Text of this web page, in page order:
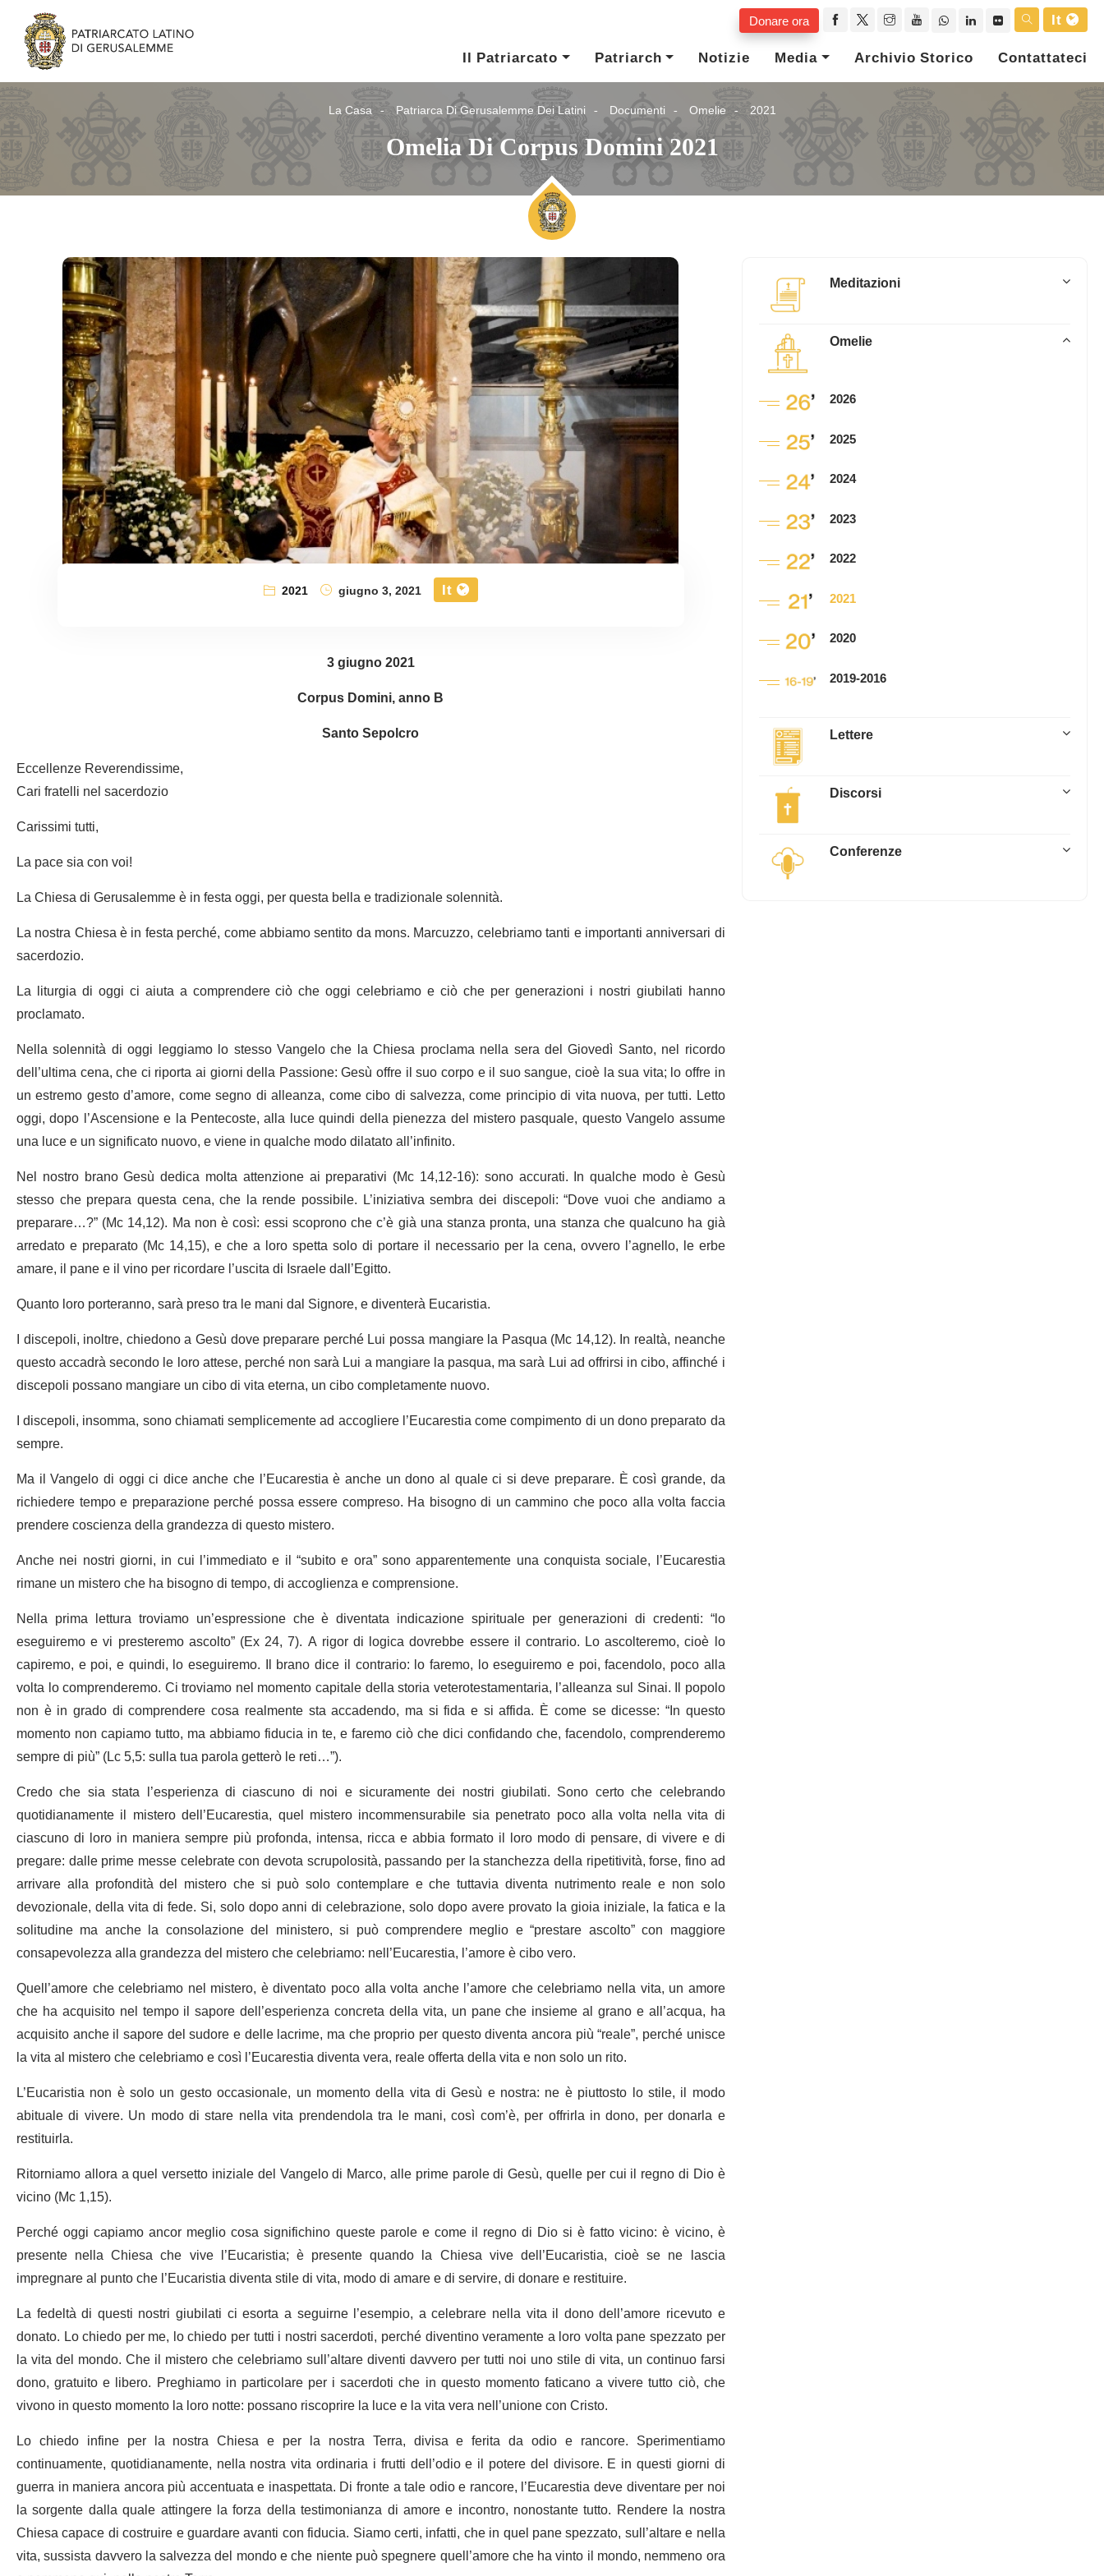
Donare ora
It
Il Patriarcato
Patriarch Notizie Media Archivio Storico Contattateci
La Casa Patriarca Di Gerusalemme Dei Latini Documenti Omelie 2021
Omelia Di Corpus Domini 2021
2021 giugno 3, 2021 It
3 giugno 2021
Corpus Domini, anno B
Santo Sepolcro
Eccellenze Reverendissime,
Cari fratelli nel sacerdozio
Carissimi tutti,
La pace sia con voi!
La Chiesa di Gerusalemme è in festa oggi, per questa bella e tradizionale solennità.
La nostra Chiesa è in festa perché, come abbiamo sentito da mons. Marcuzzo, celebriamo tanti e importanti anniversari di
sacerdozio.
La liturgia di oggi ci aiuta a comprendere ciò che oggi celebriamo e ciò che per generazioni i nostri giubilati hanno
proclamato.
Nella solennità di oggi leggiamo lo stesso Vangelo che la Chiesa proclama nella sera del Giovedì Santo, nel ricordo
dell’ultima cena, che ci riporta ai giorni della Passione: Gesù offre il suo corpo e il suo sangue, cioè la sua vita; lo offre in
un estremo gesto d’amore, come segno di alleanza, come cibo di salvezza, come principio di vita nuova, per tutti. Letto
oggi, dopo l’Ascensione e la Pentecoste, alla luce quindi della pienezza del mistero pasquale, questo Vangelo assume
una luce e un significato nuovo, e viene in qualche modo dilatato all’infinito.
Nel nostro brano Gesù dedica molta attenzione ai preparativi (Mc 14,12-16): sono accurati. In qualche modo è Gesù
stesso che prepara questa cena, che la rende possibile. L’iniziativa sembra dei discepoli: “Dove vuoi che andiamo a
preparare…?” (Mc 14,12). Ma non è così: essi scoprono che c’è già una stanza pronta, una stanza che qualcuno ha già
arredato e preparato (Mc 14,15), e che a loro spetta solo di portare il necessario per la cena, ovvero l’agnello, le erbe
amare, il pane e il vino per ricordare l’uscita di Israele dall’Egitto.
Quanto loro porteranno, sarà preso tra le mani dal Signore, e diventerà Eucaristia.
I discepoli, inoltre, chiedono a Gesù dove preparare perché Lui possa mangiare la Pasqua (Mc 14,12). In realtà, neanche
questo accadrà secondo le loro attese, perché non sarà Lui a mangiare la pasqua, ma sarà Lui ad offrirsi in cibo, affinché i
discepoli possano mangiare un cibo di vita eterna, un cibo completamente nuovo.
I discepoli, insomma, sono chiamati semplicemente ad accogliere l’Eucarestia come compimento di un dono preparato da
sempre.
Ma il Vangelo di oggi ci dice anche che l’Eucarestia è anche un dono al quale ci si deve preparare. È così grande, da
richiedere tempo e preparazione perché possa essere compreso. Ha bisogno di un cammino che poco alla volta faccia
prendere coscienza della grandezza di questo mistero.
Anche nei nostri giorni, in cui l’immediato e il “subito e ora” sono apparentemente una conquista sociale, l’Eucarestia
rimane un mistero che ha bisogno di tempo, di accoglienza e comprensione.
Nella prima lettura troviamo un’espressione che è diventata indicazione spirituale per generazioni di credenti: “lo
eseguiremo e vi presteremo ascolto” (Ex 24, 7). A rigor di logica dovrebbe essere il contrario. Lo ascolteremo, cioè lo
capiremo, e poi, e quindi, lo eseguiremo. Il brano dice il contrario: lo faremo, lo eseguiremo e poi, facendolo, poco alla
volta lo comprenderemo. Ci troviamo nel momento capitale della storia veterotestamentaria, l’alleanza sul Sinai. Il popolo
non è in grado di comprendere cosa realmente sta accadendo, ma si fida e si affida. È come se dicesse: “In questo
momento non capiamo tutto, ma abbiamo fiducia in te, e faremo ciò che dici confidando che, facendolo, comprenderemo
sempre di più” (Lc 5,5: sulla tua parola getterò le reti…”).
Credo che sia stata l’esperienza di ciascuno di noi e sicuramente dei nostri giubilati. Sono certo che celebrando
quotidianamente il mistero dell’Eucarestia, quel mistero incommensurabile sia penetrato poco alla volta nella vita di
ciascuno di loro in maniera sempre più profonda, intensa, ricca e abbia formato il loro modo di pensare, di vivere e di
pregare: dalle prime messe celebrate con devota scrupolosità, passando per la stanchezza della ripetitività, forse, fino ad
arrivare alla profondità del mistero che si può solo contemplare e che tuttavia diventa nutrimento reale e non solo
devozionale, della vita di fede. Si, solo dopo anni di celebrazione, solo dopo avere provato la gioia iniziale, la fatica e la
solitudine ma anche la consolazione del ministero, si può comprendere meglio e “prestare ascolto” con maggiore
consapevolezza alla grandezza del mistero che celebriamo: nell’Eucarestia, l’amore è cibo vero.
Quell’amore che celebriamo nel mistero, è diventato poco alla volta anche l’amore che celebriamo nella vita, un amore
che ha acquisito nel tempo il sapore dell’esperienza concreta della vita, un pane che insieme al grano e all’acqua, ha
acquisito anche il sapore del sudore e delle lacrime, ma che proprio per questo diventa ancora più “reale”, perché unisce
la vita al mistero che celebriamo e così l’Eucarestia diventa vera, reale offerta della vita e non solo un rito.
L’Eucaristia non è solo un gesto occasionale, un momento della vita di Gesù e nostra: ne è piuttosto lo stile, il modo
abituale di vivere. Un modo di stare nella vita prendendola tra le mani, così com’è, per offrirla in dono, per donarla e
restituirla.
Ritorniamo allora a quel versetto iniziale del Vangelo di Marco, alle prime parole di Gesù, quelle per cui il regno di Dio è
vicino (Mc 1,15).
Perché oggi capiamo ancor meglio cosa significhino queste parole e come il regno di Dio si è fatto vicino: è vicino, è
presente nella Chiesa che vive l’Eucaristia; è presente quando la Chiesa vive dell’Eucaristia, cioè se ne lascia
impregnare al punto che l’Eucaristia diventa stile di vita, modo di amare e di servire, di donare e restituire.
La fedeltà di questi nostri giubilati ci esorta a seguirne l’esempio, a celebrare nella vita il dono dell’amore ricevuto e
donato. Lo chiedo per me, lo chiedo per tutti i nostri sacerdoti, perché diventino veramente a loro volta pane spezzato per
la vita del mondo. Che il mistero che celebriamo sull’altare diventi davvero per tutti noi uno stile di vita, un continuo farsi
dono, gratuito e libero. Preghiamo in particolare per i sacerdoti che in questo momento faticano a vivere tutto ciò, che
vivono in questo momento la loro notte: possano riscoprire la luce e la vita vera nell’unione con Cristo.
Lo chiedo infine per la nostra Chiesa e per la nostra Terra, divisa e ferita da odio e rancore. Sperimentiamo
continuamente, quotidianamente, nella nostra vita ordinaria i frutti dell’odio e il potere del divisore. E in questi giorni di
guerra in maniera ancora più accentuata e inaspettata. Di fronte a tale odio e rancore, l’Eucarestia deve diventare per noi
la sorgente dalla quale attingere la forza della testimonianza di amore e incontro, nonostante tutto. Rendere la nostra
Chiesa capace di costruire e guardare avanti con fiducia. Siamo certi, infatti, che in quel pane spezzato, sull’altare e nella
vita, sussista davvero la salvezza del mondo e che niente può spegnere quell’amore che ha vinto il mondo, nemmeno ora
Meditazioni
Omelie
2026
2025
2024
2023
2022
2021
2020
2019-2016
Lettere
Discorsi
Conferenze